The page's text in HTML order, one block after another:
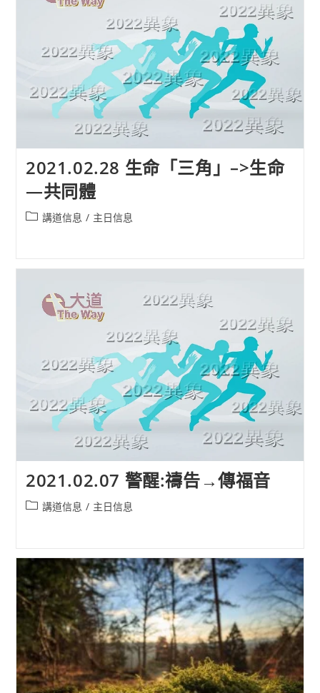
2021.02.28 生命「三角」–>生命
—共同體
Post講道信息 / 主日信息
2021.02.07 警醒:禱告→傳福音
Post講道信息 / 主日信息